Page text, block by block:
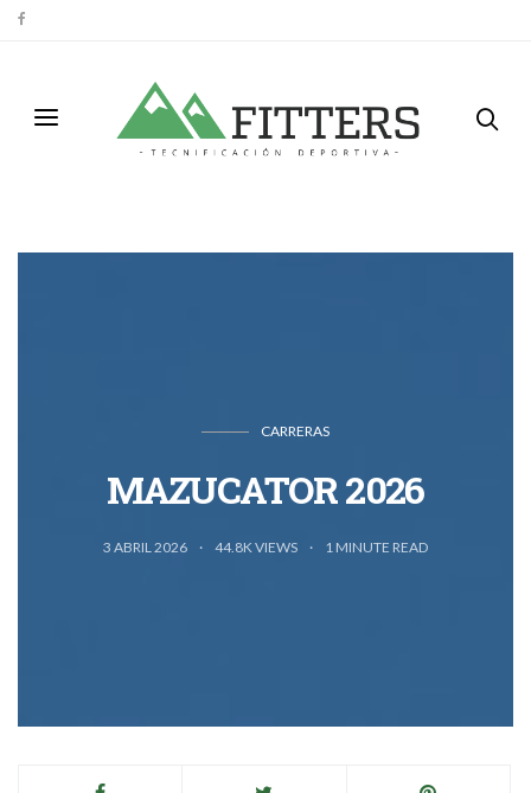
CARRERAS
MAZUCATOR 2026
3 ABRIL 2026 44.8K VIEWS 1 MINUTE READ